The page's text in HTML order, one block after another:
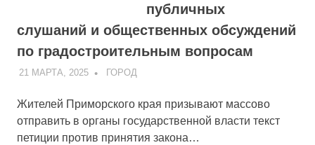
публичных
слушаний и общественных обсуждений
по градостроительным вопросам
21 МАРТА, 2025 ADMIN
ГОРОД
Жителей Приморского края призывают массово
отправить в органы государственной власти текст
петиции против принятия закона…